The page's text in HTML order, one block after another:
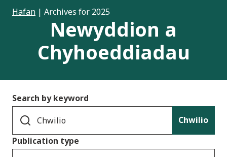
Hafan | Archives for 2025
Newyddion a
Chyhoeddiadau
Search by keyword
Chwilio
Publication type